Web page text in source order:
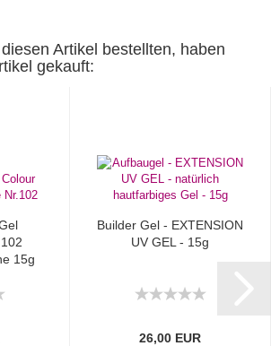
Artikel bestellten, haben
gekauft:
15g
Builder Gel - EXTENSION
UV GEL - 15g
26,00 EUR